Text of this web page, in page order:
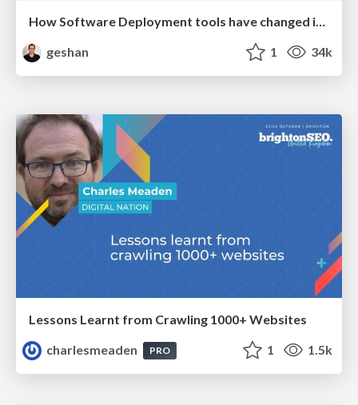
How Software Deployment tools have changed in the past 20 years
geshan
1 34k
Lessons Learnt from Crawling 1000+ Websites
charlesmeaden
PRO 1 1.5k